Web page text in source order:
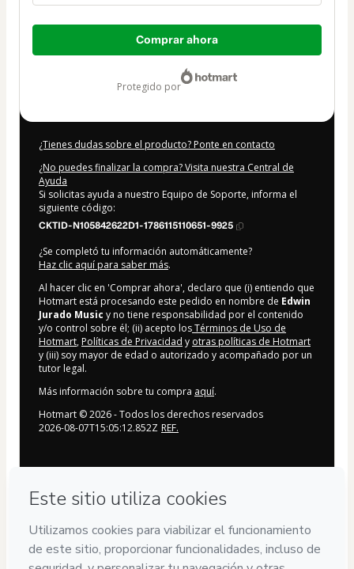
Total
Comprar ahora
protegido por
¿Tienes dudas sobre el producto? Ponte en contacto
¿No puedes finalizar la compra? Visita nuestra Central de
Ayuda
Si solicitas ayuda a nuestro Equipo de Soporte, informa el
siguiente código:
CKTID-N105842622D1-1786115110651-9925
¿Se completó tu información automáticamente?
Haz clic aquí para saber más.
Al hacer clic en 'Comprar ahora', declaro que (i) entiendo que
Hotmart está procesando este pedido en nombre de Edwin
Jurado Music y no tiene responsabilidad por el contenido
y/o control sobre él; (ii) acepto losTérminos de Uso de
Hotmart, Políticas de Privacidad y otras políticas de Hotmart
y (iii) soy mayor de edad o autorizado y acompañado por un
tutor legal.
Más información sobre tu compra aquí.
Hotmart ©2026- Todos los derechos reservados
2026-08-07T15:05:12.852Z REF.
Tu información está 100% segura